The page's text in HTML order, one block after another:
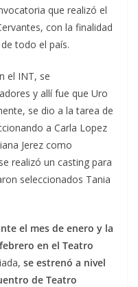
que realizó el
con la finalidad
todo el país.
el INT, se
y allí fue que Uro
se dio a la tarea de
a Carla Lopez
Jerez como
realizó un casting para
seleccionados Tania
el mes de enero y la
en el Teatro
se estrenó a nivel
de Teatro